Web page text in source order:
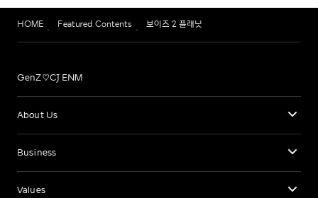
HOME Featured Contents 보이즈 2 플래닛
GenZ♡CJ ENM
About Us
Business
Values